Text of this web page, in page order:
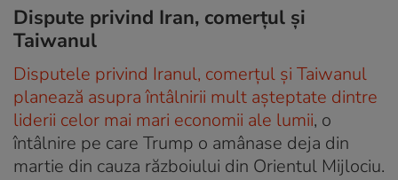
Dispute privind Iran, comerțul și
Taiwanul
Disputele privind Iranul, comerțul și Taiwanul
planează asupra întâlnirii mult așteptate dintre
liderii celor mai mari economii ale lumii, o
întâlnire pe care Trump o amânase deja din
martie din cauza războiului din Orientul Mijlociu.